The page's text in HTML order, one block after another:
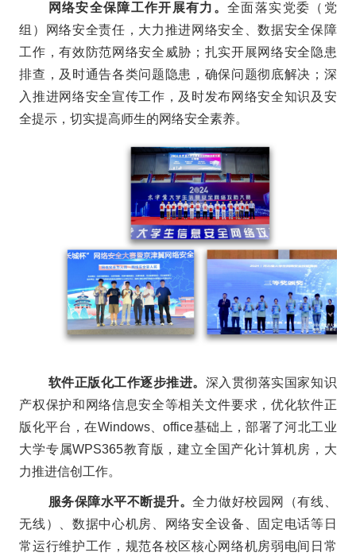
网络安全保障工作开展有力。全面落实党委（党
组）网络安全责任，大力推进网络安全、数据安全保障
工作，有效防范网络安全威胁；扎实开展网络安全隐患
排查，及时通告各类问题隐患，确保问题彻底解决；深
入推进网络安全宣传工作，及时发布网络安全知识及安
全提示，切实提高师生的网络安全素养。
软件正版化工作逐步推进。 深入贯彻落实国家知识
产权保护和网络信息安全等相关文件要求，优化软件正
版化平台，在Windows、office基础上，部署了河北工业
大学专属WPS365教育版，建立全国产化计算机房，大
力推进信创工作。
服务保障水平不断提升。全力做好校园网（有线、
无线）、数据中心机房、网络安全设备、固定电话等日
常运行维护工作，规范各校区核心网络机房弱电间日常